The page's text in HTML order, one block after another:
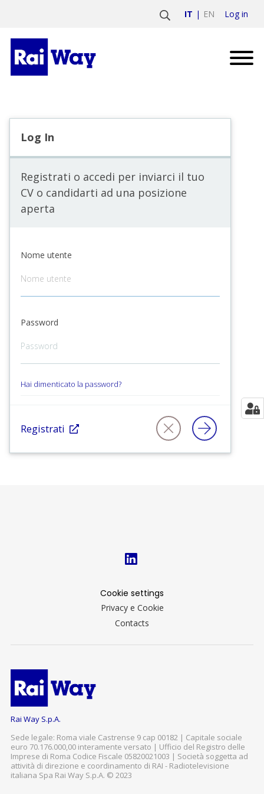
IT EN Log in
Log In
Registrati o accedi per inviarci il tuo
CV o candidarti ad una posizione
aperta
Nome utente
Password
Hai dimenticato la password?
Registrati
Cookie settings
Privacy e Cookie
Contacts
Rai Way S.p.A.
Sede legale: Roma viale Castrense 9 cap 00182 | Capitale sociale
euro 70.176.000,00 interamente versato | Ufficio del Registro delle
Imprese di Roma Codice Fiscale 05820021003 | Società soggetta ad
attività di direzione e coordinamento di RAI - Radiotelevisione
italiana Spa Rai Way S.p.A. © 2023